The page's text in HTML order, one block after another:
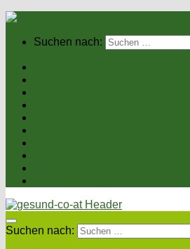
Suchen nach:
Suchen nach: